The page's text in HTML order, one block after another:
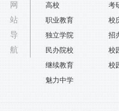
网
站
导
航
高校
职业教育
独立学院
民办院校
继续教育
魅力中学
考
校
招
校
校